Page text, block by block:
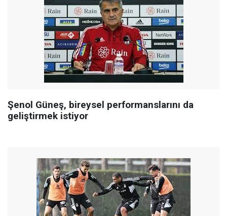
Şenol Güneş, bireysel performanslarını da
geliştirmek istiyor